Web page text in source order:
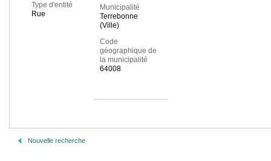
Type d'entité
Rue
Municipalité
Terrebonne
(Ville)
Code
géographique de
la municipalité
64008
Nouvelle recherche